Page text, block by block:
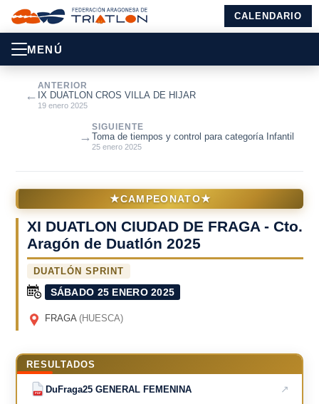
CALENDARIO
MENÚ
←
ANTERIOR
IX DUATLON CROS VILLA DE HIJAR
19 enero 2025
SIGUIENTE
Toma de tiempos y control para categoría Infantil
25 enero 2025
→
★CAMPEONATO★
XI DUATLON CIUDAD DE FRAGA - Cto.
Aragón de Duatlón 2025
DUATLÓN SPRINT
SÁBADO 25 ENERO 2025
FRAGA (HUESCA)
RESULTADOS
PDF DuFraga25 GENERAL FEMENINA ↗